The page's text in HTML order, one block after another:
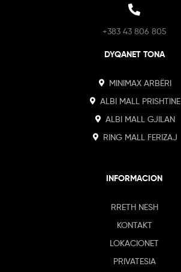
+383 43 806 805
DYQANET TONA
MINIMAX ARBËRI
ALBI MALL PRISHTINE
ALBI MALL GJILAN
RING MALL FERIZAJ
INFORMACION
RRETH NESH
KONTAKT
LOKACIONET
PRIVATESIA